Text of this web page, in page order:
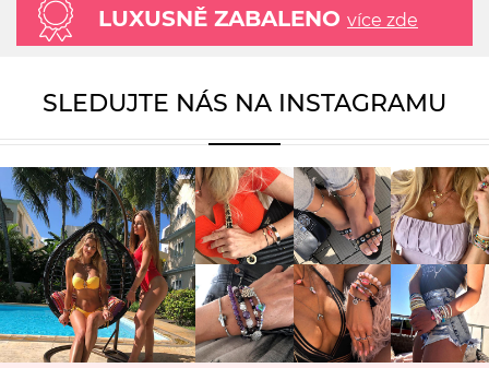
LUXUSNĚ ZABALENO více zde
SLEDUJTE NÁS NA INSTAGRAMU